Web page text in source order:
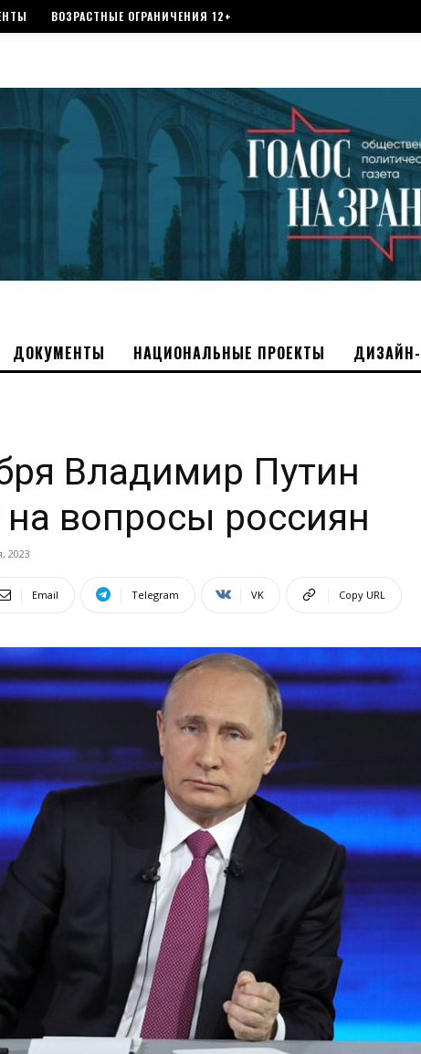
ВОЗРАСТНЫЕ ОГРАНИЧЕНИЯ 12+
ДОКУМЕНТЫ НАЦИОНАЛЬНЫЕ ПРОЕКТЫ
Владимир Путин
на вопросы россиян
2023
Email Telegram VK Copy URL